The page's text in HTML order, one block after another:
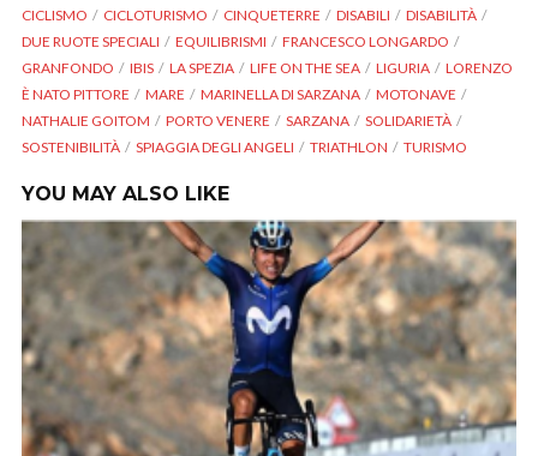
CICLISMO
CICLOTURISMO CINQUETERRE DISABILI
DISABILITÀ
DUE RUOTE SPECIALI
EQUILIBRISMI
FRANCESCO LONGARDO
GRANFONDO
IBIS LA SPEZIA LIFE ON THE SEA LIGURIA
LORENZO
È NATO PITTORE
MARE MARINELLA DI SARZANA
MOTONAVE
NATHALIE GOITOM
PORTO VENERE SARZANA
SOLIDARIETÀ
SOSTENIBILITÀ
SPIAGGIA DEGLI ANGELI TRIATHLON TURISMO
YOU MAY ALSO LIKE